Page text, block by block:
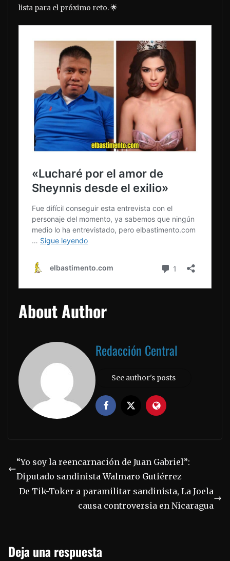
lista para el próximo reto. 🌟
About Author
Redacción Central
See author's posts
“Yo soy la reencarnación de Juan Gabriel”:
Diputado sandinista Walmaro Gutiérrez
De Tik-Toker a paramilitar sandinista, La Joela
causa controversia en Nicaragua
Deja una respuesta